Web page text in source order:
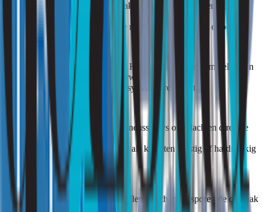
Reinig aangetaste oppervlakken met schimmelwerende
middelen.
Vervang ernstig aangetaste materialen zoals tapijt of behang.
3. Verbeter de luchtkwaliteit
Gebruik luchtreinigers met HEPA-filters om schimmelsporen
en pollen uit de lucht te verwijderen.
Vervang filters in ventilatiesystemen regelmatig.
4. Behandel symptomen
Gebruik antihistaminica of neussprays om klachten direct te
verlichten.
Overweeg immunotherapie als klachten ernstig of hardnekkig
5. Laat een allergietest doen
Een allergoloog kan vaststellen of schimmelsporen de oorzaak